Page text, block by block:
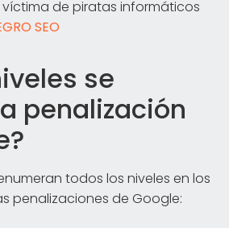
víctima de piratas informáticos
SEO
se
penalización
todos los niveles en los
penalizaciones de Google: